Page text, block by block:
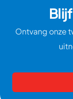
Ontvang onze